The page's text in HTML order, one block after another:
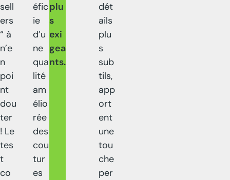
sell
ers
“ à
n’e
n
poi
nt
dou
ter
! Le
tes
t
co
éfic
ie
d’u
ne
qua
lité
am
élio
rée
des
cou
tur
es
plu
s
exi
gea
nts.
dét
ails
plu
s
sub
tils,
app
ort
ent
une
tou
che
per